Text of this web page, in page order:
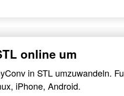
online um
in STL umzuwandeln.
iPhone, Android.